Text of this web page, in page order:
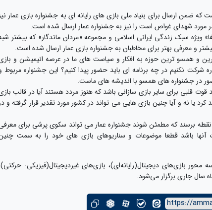
ضمن ارسال برای بنیاد ملی بازی های رایانه ای به جشنواره بازی عمار
مورد شهدای غواص است را نیز به جشنواره عمار ارسال شده است.
ویژه سبک زندگی ایرانی اسلامی و مجموعه «مردان ماندگار» که بیشتر
و معرفی بهتر برای مخاطبان به جشنواره بازی عمار ارسال شده است.
و همسو ترین حوزه به افکار و سیاست های ما در عرصه انیمیشن و
شرکت نکنیم در چه برنامه ای باید حضور پیدا کنیم؟ این جشنواره مربوط
در جشنواره های همسو با اندیشه های ماست.
قلبی برای سایر بازی سازانی باشد که هنوز مردد هستند آیا در قالب
یا نه و آیا چنین بازی هایی می تواند در کشور مورد تقدیر قرار گرفته و
برسند که مطمئن شوند جشنواره عمار می تواند سکوی پرشی برای
آنها باشد قطعا موضوعات و سناریوهای بازی های خود را به سمت
بازی‌های دیجیتال(رایانه‌ای)، بازی‌های غیردیجیتال(فیزیکی-
https://